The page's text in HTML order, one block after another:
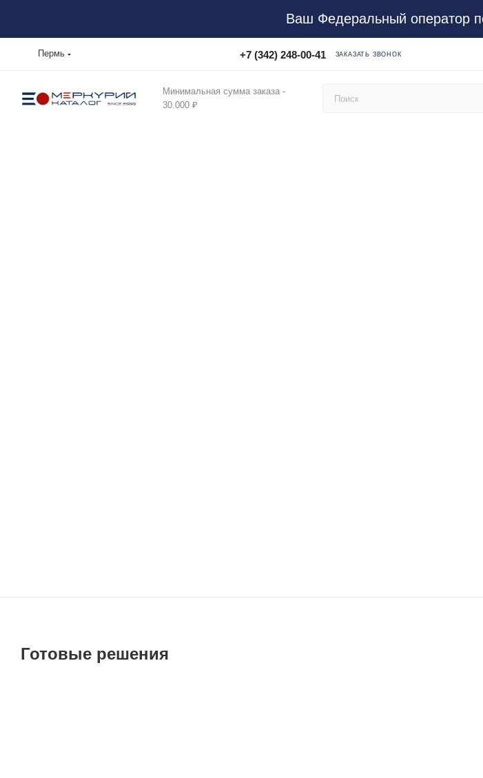
Ваш Федеральный оператор
Пермь +7 (342) 248-00-41 ЗАКАЗАТЬ ЗВОНОК
Минимальная сумма заказа -
30.000 ₽
Готовые решения